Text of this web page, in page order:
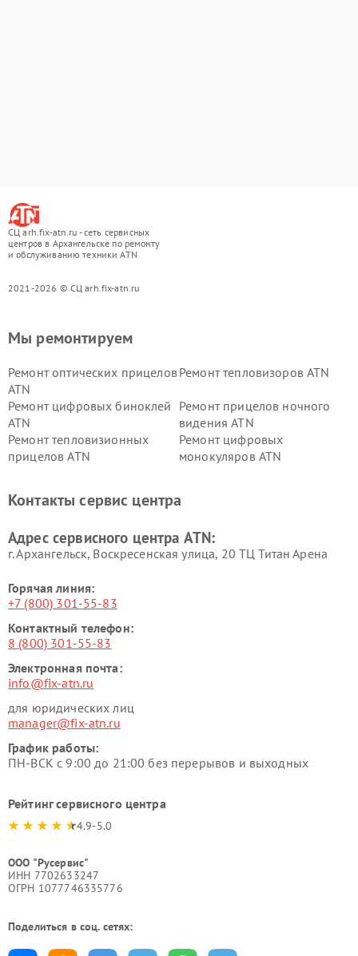
СЦ arh.fix-atn.ru - сеть сервисных
центров в Архангельске по ремонту
и обслуживанию техники ATN
2021-2026 © СЦ arh.fix-atn.ru
Мы ремонтируем
Ремонт оптических прицелов
ATN
Ремонт тепловизоров ATN
Ремонт цифровых биноклей
ATN
Ремонт прицелов ночного
видения ATN
Ремонт тепловизионных
прицелов ATN
Ремонт цифровых
монокуляров ATN
Контакты сервис центра
Адрес сервисного центра ATN:
г. Архангельск, Воскресенская улица, 20 ТЦ Титан Арена
Горячая линия:
+7 (800) 301-55-83
Контактный телефон:
8 (800) 301-55-83
Электронная почта:
info@fix-atn.ru
для юридических лиц
manager@fix-atn.ru
График работы:
ПН-ВСК с 9:00 до 21:00 без перерывов и выходных
Рейтинг сервисного центра
4.9-5.0
ООО "Русервис"
ИНН 7702633247
ОГРН 1077746335776
Поделиться в соц. сетях: